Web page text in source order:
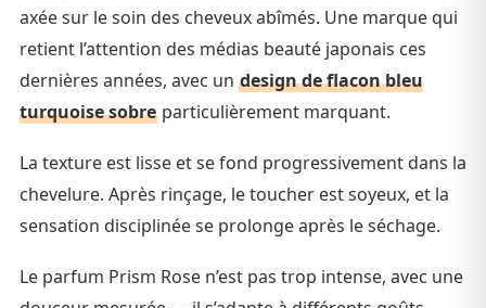
axée sur le soin des cheveux abîmés. Une marque qui
retient l’attention des médias beauté japonais ces
dernières années, avec un design de flacon bleu
turquoise sobre particulièrement marquant.
La texture est lisse et se fond progressivement dans la
chevelure. Après rinçage, le toucher est soyeux, et la
sensation disciplinée se prolonge après le séchage.
Le parfum Prism Rose n’est pas trop intense, avec une